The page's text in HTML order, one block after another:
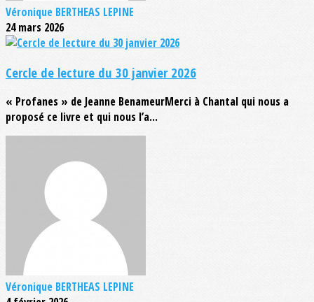
Véronique BERTHEAS LEPINE
24 mars 2026
Cercle de lecture du 30 janvier 2026
« Profanes » de Jeanne BenameurMerci à Chantal qui nous a
proposé ce livre et qui nous l’a...
Véronique BERTHEAS LEPINE